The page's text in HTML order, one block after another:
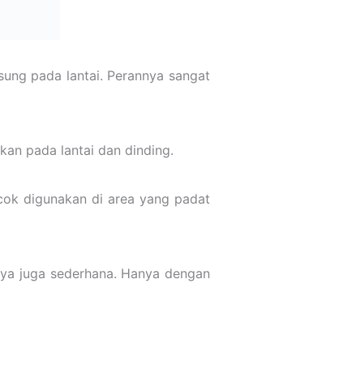
pada lantai. Perannya sangat
pada lantai dan dinding.
digunakan di area yang padat
juga sederhana. Hanya dengan